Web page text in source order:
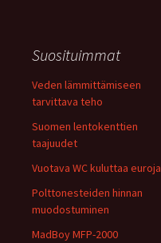
Suosituimmat
Veden lämmittämiseen
tarvittava teho
Suomen lentokenttien
taajuudet
Vuotava WC kuluttaa euroja
Polttonesteiden hinnan
muodostuminen
MadBoy MFP-2000